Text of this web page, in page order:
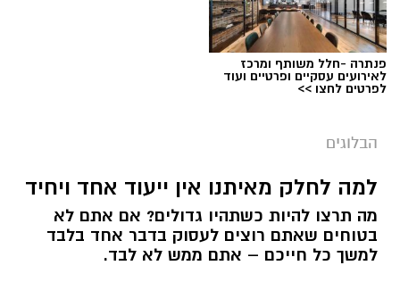
פנתרה -חלל משותף ומרכז
לאירועים עסקיים ופרטיים ועוד
לפרטים לחצו >>
הבלוגים
למה לחלק מאיתנו אין ייעוד אחד ויחיד
מה תרצו להיות כשתהיו גדולים? אם אתם לא
בטוחים שאתם רוצים לעסוק בדבר אחד בלבד
למשך כל חייכם – אתם ממש לא לבד.